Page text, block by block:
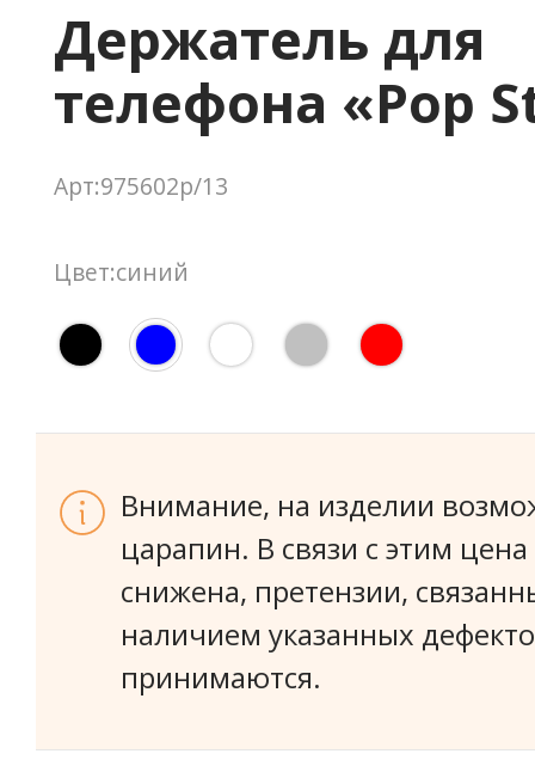
Держатель для
телефона «Pop
Арт:975602p/13
Цвет:синий
Внимание, на изделии
царапин. В связи с этим
снижена, претензии,
наличием указанных
принимаются.